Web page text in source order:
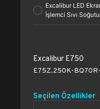
Excalibur LED
İşlemci Sıvı
Excalibur E750
E75Z.250K-
Seçilen Özellikler